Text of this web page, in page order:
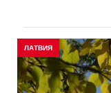
ЛАТВИЯ